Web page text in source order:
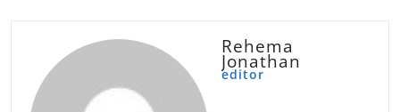
Rehema
Jonathan
editor